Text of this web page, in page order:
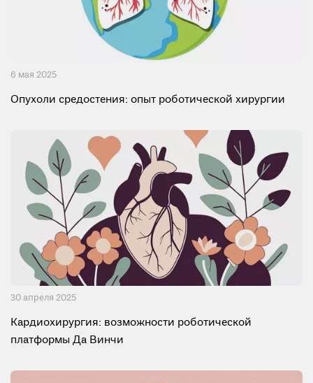
6 мая 2025
Опухоли средостения: опыт роботической хирургии
30 апреля 2025
Кардиохирургия: возможности роботической
платформы Да Винчи